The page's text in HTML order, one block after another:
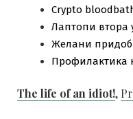
Crypto
Лаптопи втора
Желани
Профилактика
The life of an idiot!,